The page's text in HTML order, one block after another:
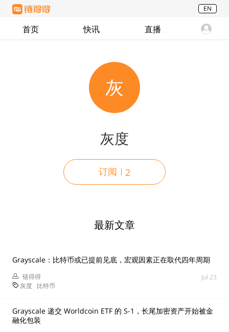
EN
首页 快讯 直播
灰
灰度
订阅 2
最新文章
Grayscale：比特币或已提前见底，宏观因素正在取代四年周期
链得得
Jul 23
灰度 比特币
Grayscale 递交 Worldcoin ETF 的 S-1，长尾加密资产开始被金
融化包装